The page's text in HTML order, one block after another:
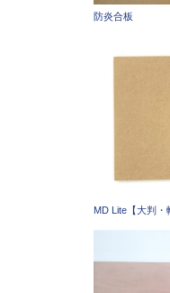
防炎合板
MD Lite【大判・